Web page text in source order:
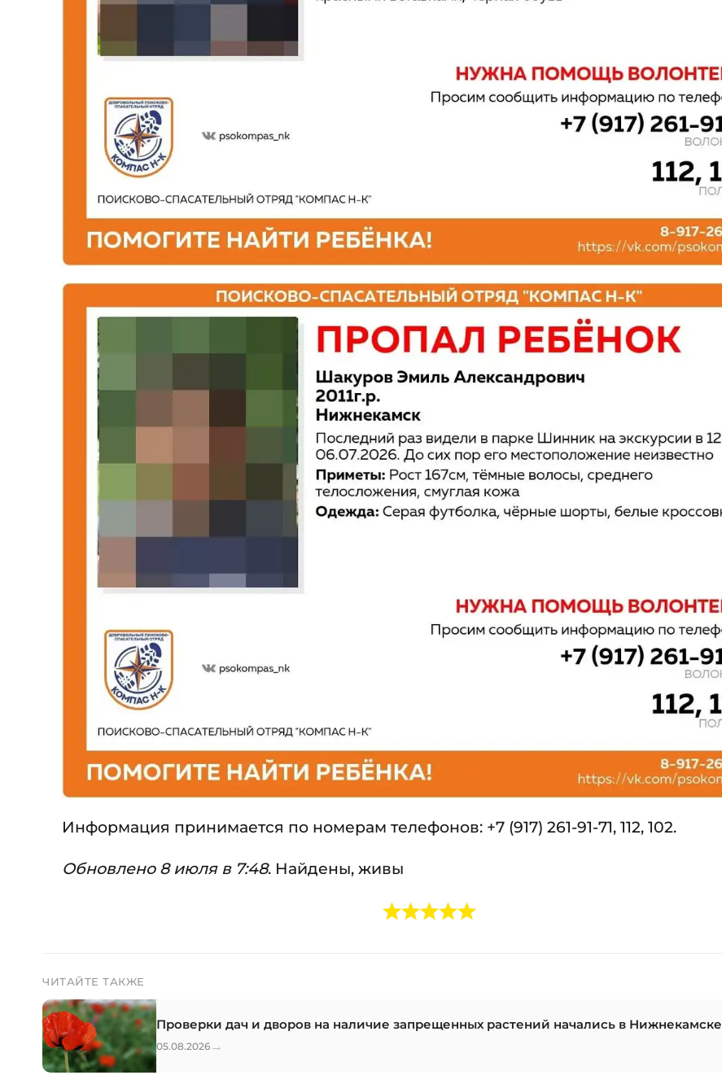
Информация принимается по номерам телефонов: +7 (917) 261-91-71, 112, 102.
Обновлено 8 июля в 7:48. Найдены, живы
ЧИТАЙТЕ ТАКЖЕ
Проверки дач и дворов на наличие запрещенных растений начались в Нижнекамске
05.08.2026 →